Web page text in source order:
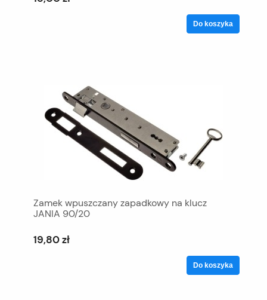
Do koszyka
Zamek wpuszczany zapadkowy na klucz
JANIA 90/20
19,80 zł
Do koszyka